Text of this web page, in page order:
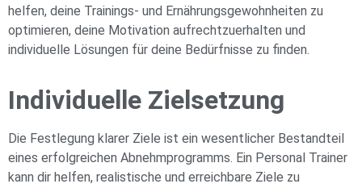
helfen, deine Trainings- und Ernährungsgewohnheiten zu
optimieren, deine Motivation aufrechtzuerhalten und
individuelle Lösungen für deine Bedürfnisse zu finden.
Individuelle Zielsetzung
Die Festlegung klarer Ziele ist ein wesentlicher Bestandteil
eines erfolgreichen Abnehmprogramms. Ein Personal Trainer
kann dir helfen, realistische und erreichbare Ziele zu